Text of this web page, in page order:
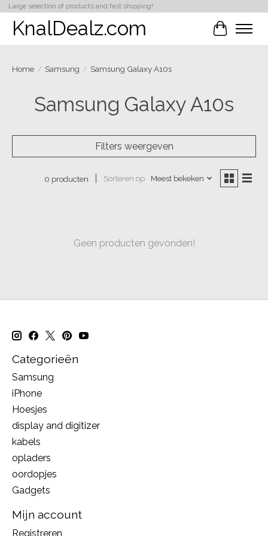
Large selection of products and fast shipping!
KnalDealz.com
Home / Samsung / Samsung Galaxy A10s
Samsung Galaxy A10s
Filters weergeven
0 producten Sorteren op Meest bekeken
Geen producten gevonden!
Categorieën
Samsung
iPhone
Hoesjes
display and digitizer
kabels
opladers
oordopjes
Gadgets
Mijn account
Registreren